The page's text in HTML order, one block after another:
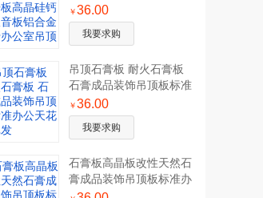
板铝合金龙骨办公室吊顶
￥36.00
我要求购
吊顶石膏板 耐火石膏板
石膏成品装饰吊顶板标准
办公天花板批发
￥36.00
我要求购
石膏板高晶板改性天然石
膏成品装饰吊顶板标准办
公天花板批发